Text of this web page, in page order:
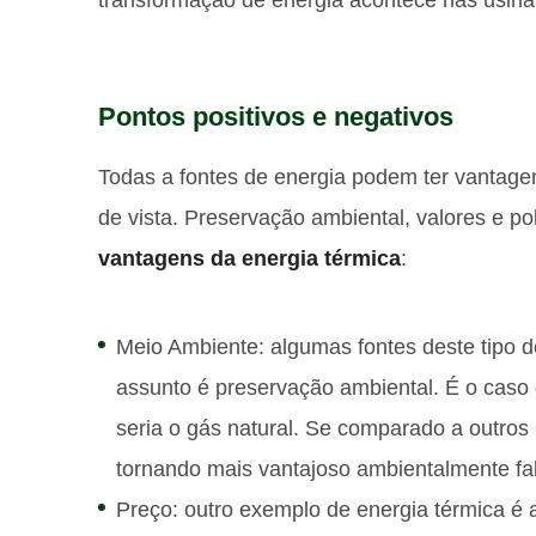
Pontos positivos e negativos
Todas a fontes de energia podem ter
de vista. Preservação ambiental, valores e
vantagens da energia térmica:
Meio Ambiente: algumas fontes deste tipo
assunto é preservação ambiental. É o
seria o gás natural. Se comparado a
tornando mais vantajoso ambientalmente
Preço: outro exemplo de energia térmica